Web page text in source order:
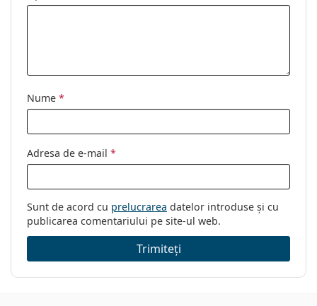
Nume *
Adresa de e-mail *
Sunt de acord cu prelucrarea datelor introduse și cu
publicarea comentariului pe site-ul web.
Trimiteți